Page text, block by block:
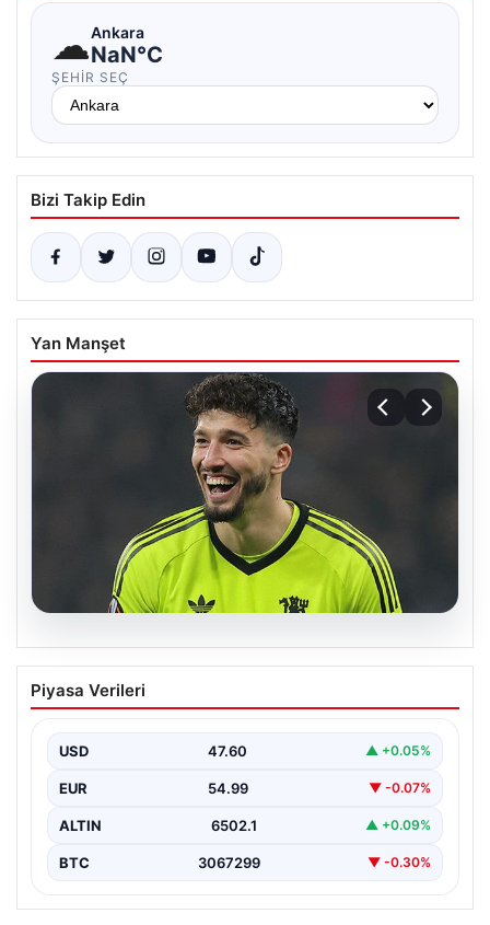
☁Ankara
NaN°C
ŞEHIR SEÇ
Bizi Takip Edin
Yan Manşet
Altay Bayındır beklenen imzayı attı!
Yeni adresi şaşırttı
Piyasa Verileri
USD 47.60 ▲ +0.05%
EUR 54.99 ▼ -0.07%
ALTIN 6502.1 ▲ +0.09%
BTC 3067299 ▼ -0.30%